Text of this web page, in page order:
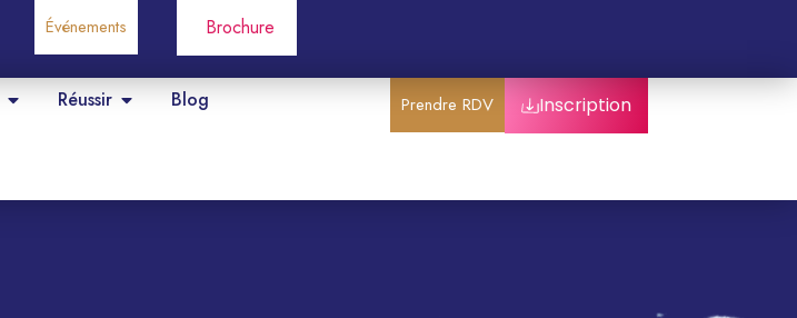
Événements Brochure
Réussir Blog Prendre RDV Inscription